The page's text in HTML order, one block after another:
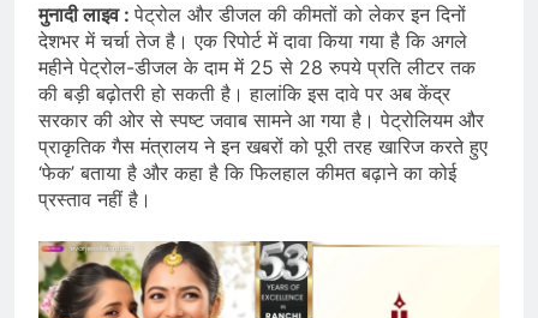
मुनादी लाइव :पेट्रोल और डीजल की कीमतों को लेकर इन दिनों
देशभर में चर्चा तेज है। एक रिपोर्ट में दावा किया गया है कि अगले
महीने पेट्रोल-डीजल के दाम में 25 से 28 रुपये प्रति लीटर तक
की बड़ी बढ़ोतरी हो सकती है। हालांकि इस दावे पर अब केंद्र
सरकार की ओर से स्पष्ट जवाब सामने आ गया है। पेट्रोलियम और
प्राकृतिक गैस मंत्रालय ने इन खबरों को पूरी तरह खारिज करते हुए
‘फेक’ बताया है और कहा है कि फिलहाल कीमत बढ़ाने का कोई
प्रस्ताव नहीं है।